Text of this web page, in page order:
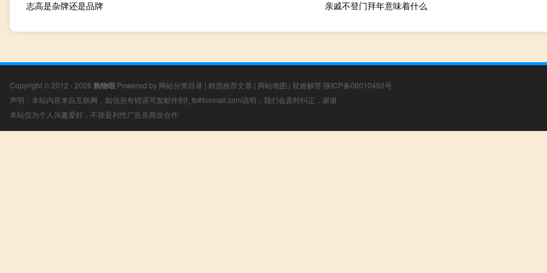
志高是杂牌还是品牌 亲戚不登门拜年意味着什么
Copyright © 2012 - 2026 购物啦 Powered by 网站分类目录 | 精选推荐文章 | 网站地图 | 疑难解答 陕ICP备06010450号
声明：本站内容来自互联网，如信息有错误可发邮件到f_fb#foxmail.com说明，我们会及时纠正，谢谢
本站仅为个人兴趣爱好，不接盈利性广告及商业合作